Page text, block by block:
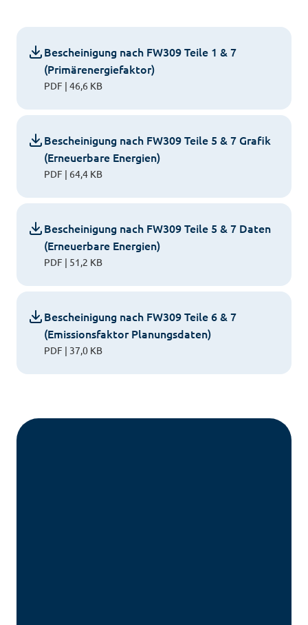
Bescheinigung nach FW309 Teile 1 & 7
(Primärenergiefaktor)
PDF | 46,6 KB
Bescheinigung nach FW309 Teile 5 & 7 Grafik
(Erneuerbare Energien)
PDF | 64,4 KB
Bescheinigung nach FW309 Teile 5 & 7 Daten
(Erneuerbare Energien)
PDF | 51,2 KB
Bescheinigung nach FW309 Teile 6 & 7
(Emissionsfaktor Planungsdaten)
PDF | 37,0 KB